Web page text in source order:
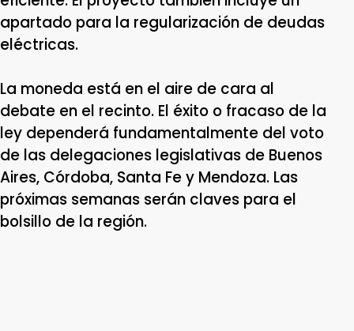
apartado para la regularización de deudas
eléctricas.
La moneda está en el aire de cara al
debate en el recinto. El éxito o fracaso de la
ley dependerá fundamentalmente del voto
de las delegaciones legislativas de Buenos
Aires, Córdoba, Santa Fe y Mendoza. Las
próximas semanas serán claves para el
bolsillo de la región.